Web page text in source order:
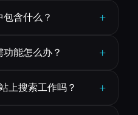
含什么？ +
能怎么办？ +
上搜索工作吗？ +